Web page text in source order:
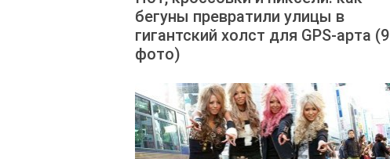
бегуны превратили улицы в
гигантский холст для GPS-арта (9
фото)